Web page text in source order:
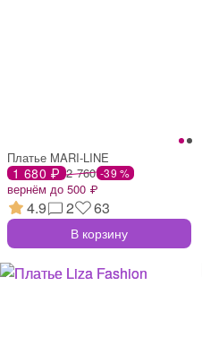
Платье MARI-LINE
1 680 ₽ 2 760 -39 %
вернём до 500 ₽
4.9 2 63
В корзину